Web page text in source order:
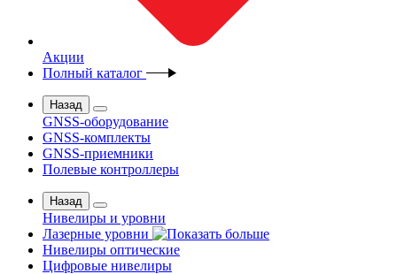
Акции
Полный каталог
Назад
GNSS-оборудование
GNSS-комплекты
GNSS-приемники
Полевые контроллеры
Назад
Нивелиры и уровни
Лазерные уровни
Нивелиры оптические
Цифровые нивелиры